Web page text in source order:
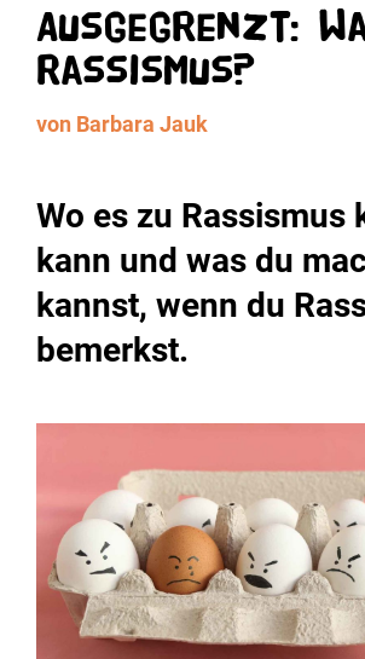
Ausgegrenzt:
Rassismus?
von Barbara Jauk
Wo es zu Rassismus
kann und was du
kannst, wenn du
bemerkst.